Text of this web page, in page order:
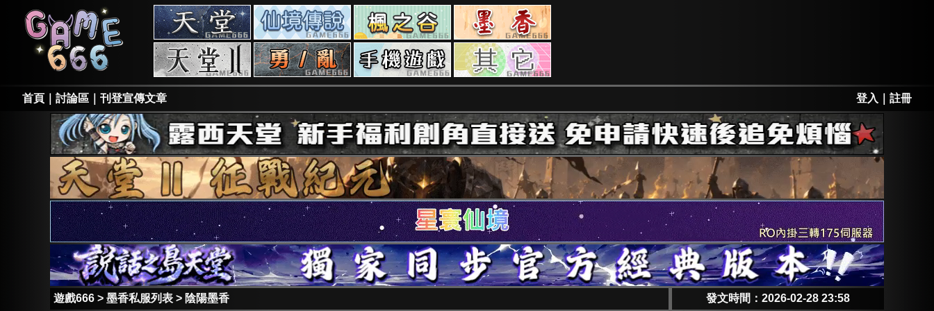
天
堂
私
服
RO
私
服
楓
谷
私
服
天
堂
II
私
勇、
亂
私
游
私
首頁 討論區 刊登宣傳文章 登入 註冊
遊戲666 > 墨香私服列表 > 陰陽墨香 發文時間：2026-02-28 23:58